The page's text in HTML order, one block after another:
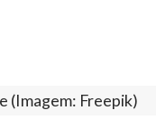
(Imagem: Freepik)